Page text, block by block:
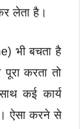
लेता है।
भी बचता है
करता तो
कई कार्य
ऐसा करने से